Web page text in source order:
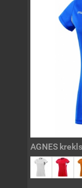
AGNES krekls